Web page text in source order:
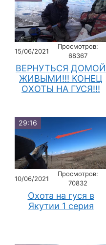
15/06/2021
Просмотров:
68367
ВЕРНУТЬСЯ ДОМОЙ
ЖИВЫМИ!!! КОНЕЦ
ОХОТЫ НА ГУСЯ!!!
29:16
10/06/2021
Просмотров:
70832
Охота на гуся в
Якутии 1 серия